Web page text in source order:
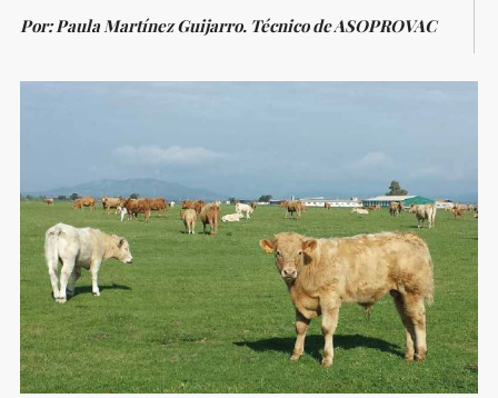
Por: Paula Martínez Guijarro. Técnico de ASOPROVAC